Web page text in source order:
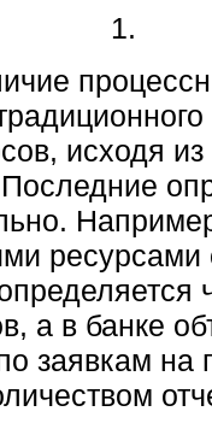
1.
исходя
а в банке
заявкам